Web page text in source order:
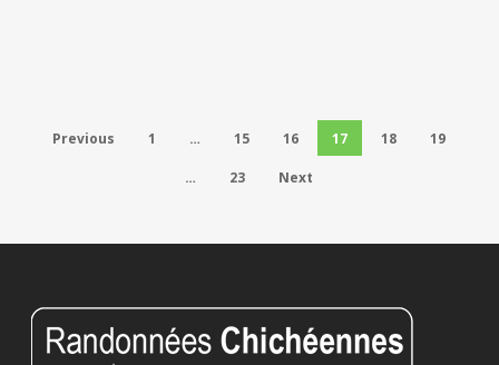
Previous 1 … 15 16 17 18 19
… 23 Next